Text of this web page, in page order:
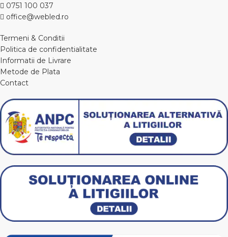
0751 100 037
office@webled.ro
Termeni & Conditii
Politica de confidentialitate
Informatii de Livrare
Metode de Plata
Contact